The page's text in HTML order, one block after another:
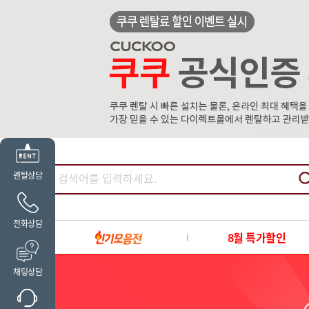
8월 특가할인
렌탈상담
전화상담
채팅상담